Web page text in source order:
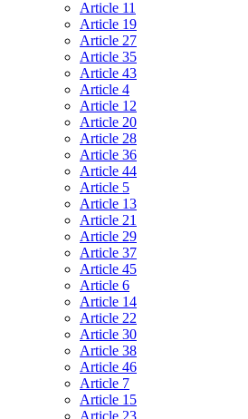
Article 11
Article 19
Article 27
Article 35
Article 43
Article 4
Article 12
Article 20
Article 28
Article 36
Article 44
Article 5
Article 13
Article 21
Article 29
Article 37
Article 45
Article 6
Article 14
Article 22
Article 30
Article 38
Article 46
Article 7
Article 15
Article 23